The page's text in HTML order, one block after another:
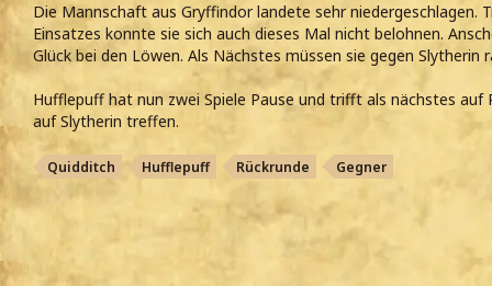
Die Mannschaft aus Gryffindor landete sehr niedergeschlagen.
Einsatzes konnte sie sich auch dieses Mal nicht belohnen.
Glück bei den Löwen. Als Nächstes müssen sie gegen Slytherin
Hufflepuff hat nun zwei Spiele Pause und trifft als nächstes auf
auf Slytherin treffen.
Quidditch Hufflepuff Rückrunde Gegner